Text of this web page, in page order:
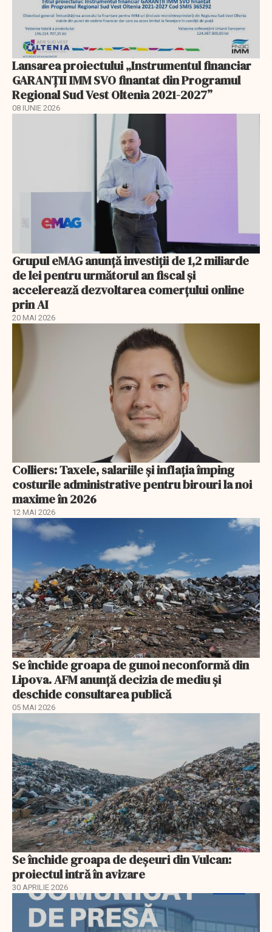
Lansarea proiectului „Instrumentul financiar
GARANȚII IMM SVO finantat din Programul
Regional Sud Vest Oltenia 2021-2027”
08 IUNIE 2026
Grupul eMAG anunță investiții de 1,2 miliarde
de lei pentru următorul an fiscal și
accelerează dezvoltarea comerțului online
prin AI
20 MAI 2026
Colliers: Taxele, salariile și inflația împing
costurile administrative pentru birouri la noi
maxime în 2026
12 MAI 2026
Se închide groapa de gunoi neconformă din
Lipova. AFM anunță decizia de mediu și
deschide consultarea publică
05 MAI 2026
Se închide groapa de deșeuri din Vulcan:
proiectul intră în avizare
30 APRILIE 2026